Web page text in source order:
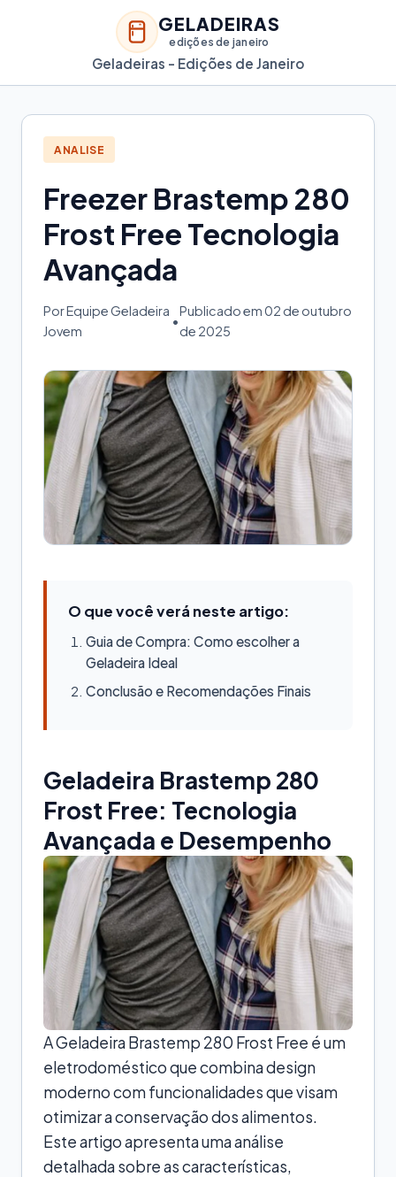
GELADEIRAS
edições de janeiro
Geladeiras - Edições de Janeiro
ANALISE
Freezer Brastemp 280
Frost Free Tecnologia
Avançada
Por Equipe Geladeira
Jovem
•
Publicado em 02 de outubro
de 2025
O que você verá neste artigo:
Guia de Compra: Como escolher a
Geladeira Ideal
Conclusão e Recomendações Finais
Geladeira Brastemp 280
Frost Free: Tecnologia
Avançada e Desempenho
A Geladeira Brastemp 280 Frost Free é um
eletrodoméstico que combina design
moderno com funcionalidades que visam
otimizar a conservação dos alimentos.
Este artigo apresenta uma análise
detalhada sobre as características,